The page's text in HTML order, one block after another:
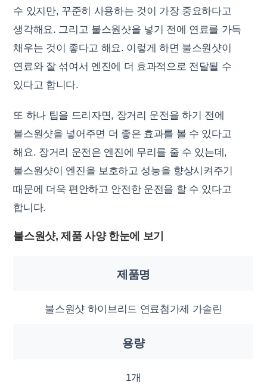
수 있지만, 꾸준히 사용하는 것이 가장 중요하다고
생각해요. 그리고 불스원샷을 넣기 전에 연료를 가득
채우는 것이 좋다고 해요. 이렇게 하면 불스원샷이
연료와 잘 섞여서 엔진에 더 효과적으로 전달될 수
있다고 합니다.
또 하나 팁을 드리자면, 장거리 운전을 하기 전에
불스원샷을 넣어주면 더 좋은 효과를 볼 수 있다고
해요. 장거리 운전은 엔진에 무리를 줄 수 있는데,
불스원샷이 엔진을 보호하고 성능을 향상시켜주기
때문에 더욱 편안하고 안전한 운전을 할 수 있다고
합니다.
불스원샷, 제품 사양 한눈에 보기
제품명
불스원샷 하이브리드 연료첨가제 가솔린
용량
1개